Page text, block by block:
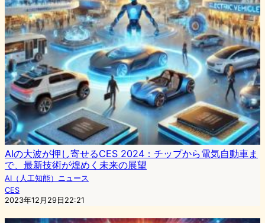
AIの大波が押し寄せるCES 2024：チップから電気自動車ま
で、最新技術が煌めく未来の展望
AI（人工知能）ニュース
CES
2023年12月29日22:21